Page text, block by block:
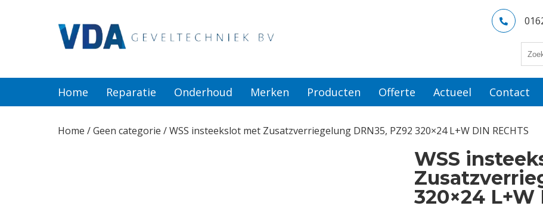
Home Reparatie Onderhoud Merken Producten Offerte Actueel Contact
Home /Geen categorie / WSS insteekslot met Zusatzverriegelung DRN35, PZ92 320×24 L+W DIN RECHTS
WSS
320×24 L+W